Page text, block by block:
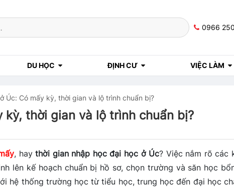
0966
DU HỌC ĐỊNH CƯ VIỆC LÀM
Úc: Có mấy kỳ, thời gian và lộ trình chuẩn bị?
kỳ, thời gian và lộ trình chuẩn bị?
, haythời gian nhập học đại học ở Úc? Việc nắm rõ các
lên kế hoạch chuẩn bị hồ sơ, chọn trường và săn học
hệ thống trường học từ tiểu học, trung học đến đại học